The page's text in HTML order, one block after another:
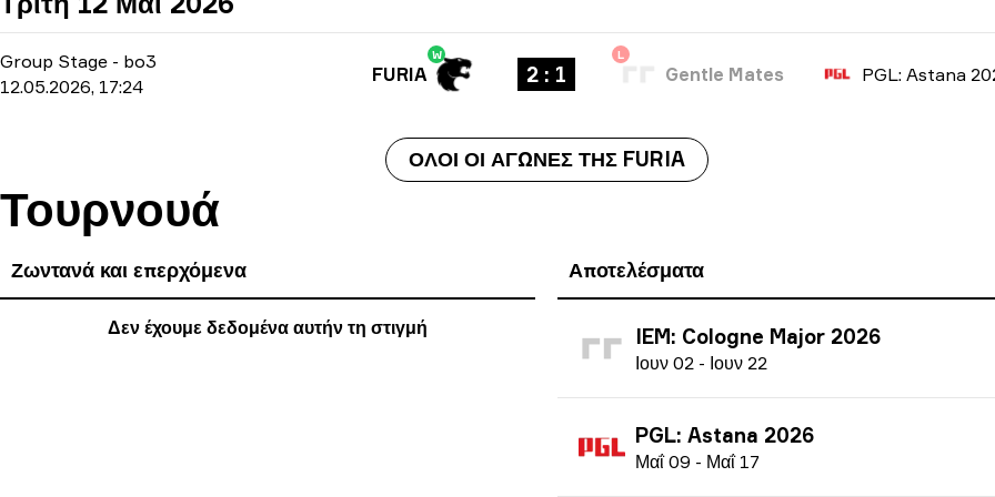
Group Stage - bo3
12.05.2026, 17:24
W
FURIA 2 : 1
L
Gentle Mates PGL: Astana
ΌΛΟΙ ΟΙ ΑΓΏΝΕΣ ΤΗΣ FURIA
Τουρνουά
Ζωντανά και επερχόμενα
Δεν έχουμε δεδομένα αυτήν τη στιγμή
Αποτελέσματα
IEM: Cologne Major 2026
Ιουν 02 - Ιουν 22
PGL: Astana 2026
Μαΐ 09 - Μαΐ 17